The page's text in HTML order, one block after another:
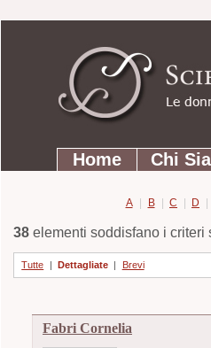
contenuti.
Strumenti
personali
SezioniHome Chi
A | B | C | D |
38elementi soddisfano i criteri
Tutte | Dettagliate | Brevi
Fabri Cornelia